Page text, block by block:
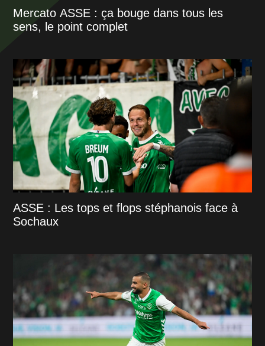
Mercato ASSE : ça bouge dans tous les
sens, le point complet
ASSE : Les tops et flops stéphanois face à
Sochaux